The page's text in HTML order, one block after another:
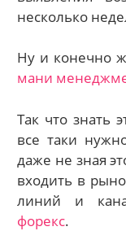
несколько
Ну и конечно
мани
Так что знать
все таки
даже не зная
входить в
линий и
форекс.